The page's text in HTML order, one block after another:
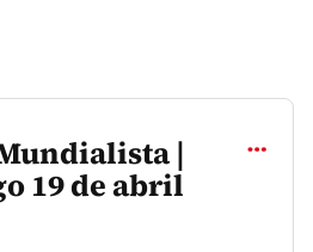
|
19 de abril